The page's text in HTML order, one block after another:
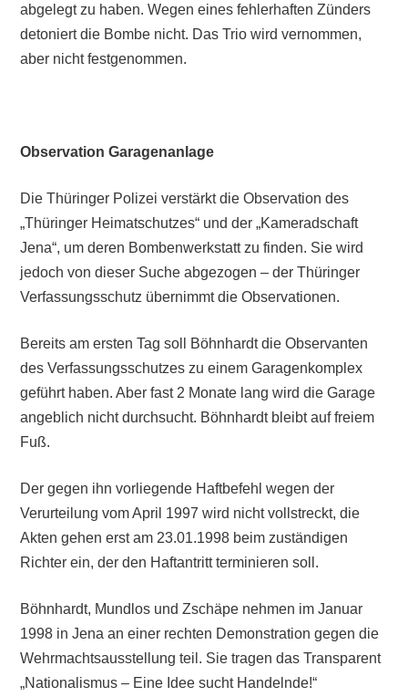
abgelegt zu haben. Wegen eines fehlerhaften Zünders
detoniert die Bombe nicht. Das Trio wird vernommen,
aber nicht festgenommen.
Observation Garagenanlage
Die Thüringer Polizei verstärkt die Observation des
„Thüringer Heimatschutzes“ und der „Kameradschaft
Jena“, um deren Bombenwerkstatt zu finden. Sie wird
jedoch von dieser Suche abgezogen – der Thüringer
Verfassungsschutz übernimmt die Observationen.
Bereits am ersten Tag soll Böhnhardt die Observanten
des Verfassungsschutzes zu einem Garagenkomplex
geführt haben. Aber fast 2 Monate lang wird die Garage
angeblich nicht durchsucht. Böhnhardt bleibt auf freiem
Fuß.
Der gegen ihn vorliegende Haftbefehl wegen der
Verurteilung vom April 1997 wird nicht vollstreckt, die
Akten gehen erst am 23.01.1998 beim zuständigen
Richter ein, der den Haftantritt terminieren soll.
Böhnhardt, Mundlos und Zschäpe nehmen im Januar
1998 in Jena an einer rechten Demonstration gegen die
Wehrmachtsausstellung teil. Sie tragen das Transparent
„Nationalismus – Eine Idee sucht Handelnde!“